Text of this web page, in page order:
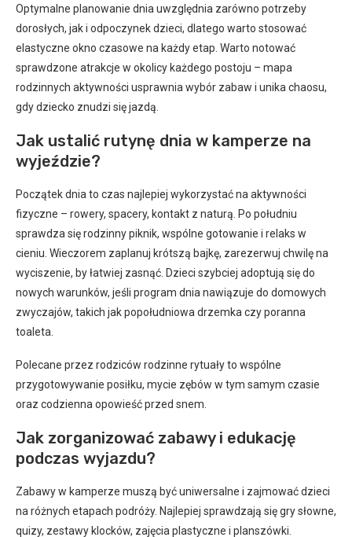
Optymalne planowanie dnia uwzględnia zarówno potrzeby
dorosłych, jak i odpoczynek dzieci, dlatego warto stosować
elastyczne okno czasowe na każdy etap. Warto notować
sprawdzone atrakcje w okolicy każdego postoju – mapa
rodzinnych aktywności usprawnia wybór zabaw i unika chaosu,
gdy dziecko znudzi się jazdą.
Jak ustalić rutynę dnia w kamperze na
wyjeździe?
Początek dnia to czas najlepiej wykorzystać na aktywności
fizyczne – rowery, spacery, kontakt z naturą. Po południu
sprawdza się rodzinny piknik, wspólne gotowanie i relaks w
cieniu. Wieczorem zaplanuj krótszą bajkę, zarezerwuj chwilę na
wyciszenie, by łatwiej zasnąć. Dzieci szybciej adoptują się do
nowych warunków, jeśli program dnia nawiązuje do domowych
zwyczajów, takich jak popołudniowa drzemka czy poranna
toaleta.
Polecane przez rodziców rodzinne rytuały to wspólne
przygotowywanie posiłku, mycie zębów w tym samym czasie
oraz codzienna opowieść przed snem.
Jak zorganizować zabawy i edukację
podczas wyjazdu?
Zabawy w kamperze muszą być uniwersalne i zajmować dzieci
na różnych etapach podróży. Najlepiej sprawdzają się gry słowne,
quizy, zestawy klocków, zajęcia plastyczne i planszówki.